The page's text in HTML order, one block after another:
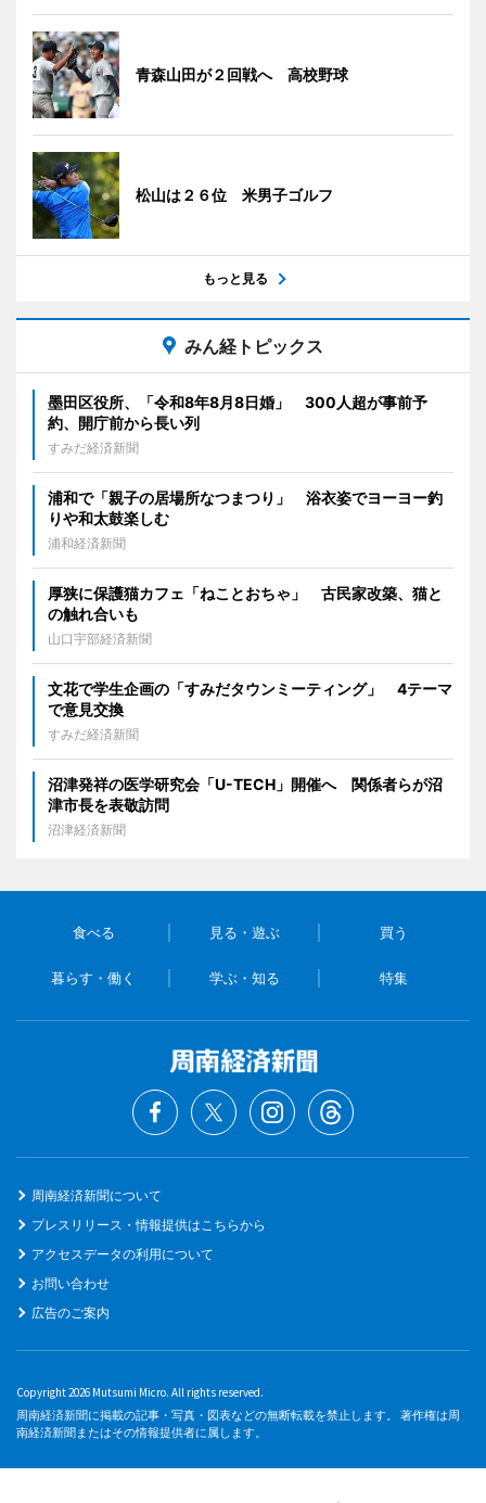
青森山田が２回戦へ 高校野球
松山は２６位 米男子ゴルフ
もっと見る
みん経トピックス
墨田区役所、「令和8年8月8日婚」 300人超が事前予
約、開庁前から長い列
すみだ経済新聞
浦和で「親子の居場所なつまつり」 浴衣姿でヨーヨー釣
りや和太鼓楽しむ
浦和経済新聞
厚狭に保護猫カフェ「ねことおちゃ」 古民家改築、猫と
の触れ合いも
山口宇部経済新聞
文花で学生企画の「すみだタウンミーティング」 4テーマ
で意見交換
すみだ経済新聞
沼津発祥の医学研究会「U-TECH」開催へ 関係者らが沼
津市長を表敬訪問
沼津経済新聞
食べる 見る・遊ぶ 買う
暮らす・働く 学ぶ・知る 特集
周南経済新聞について
プレスリリース・情報提供はこちらから
アクセスデータの利用について
お問い合わせ
広告のご案内
Copyright 2026 Mutsumi Micro. All rights reserved.
周南経済新聞に掲載の記事・写真・図表などの無断転載を禁止します。 著作権は周
南経済新聞またはその情報提供者に属します。